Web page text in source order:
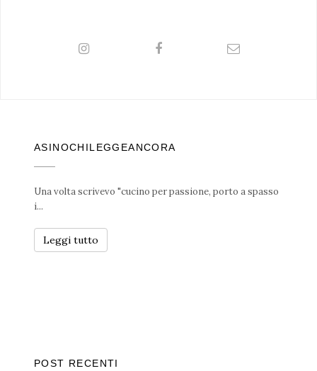
ASINOCHILEGGEANCORA
Una volta scrivevo "cucino per passione, porto a spasso
i...
Leggi tutto
POST RECENTI